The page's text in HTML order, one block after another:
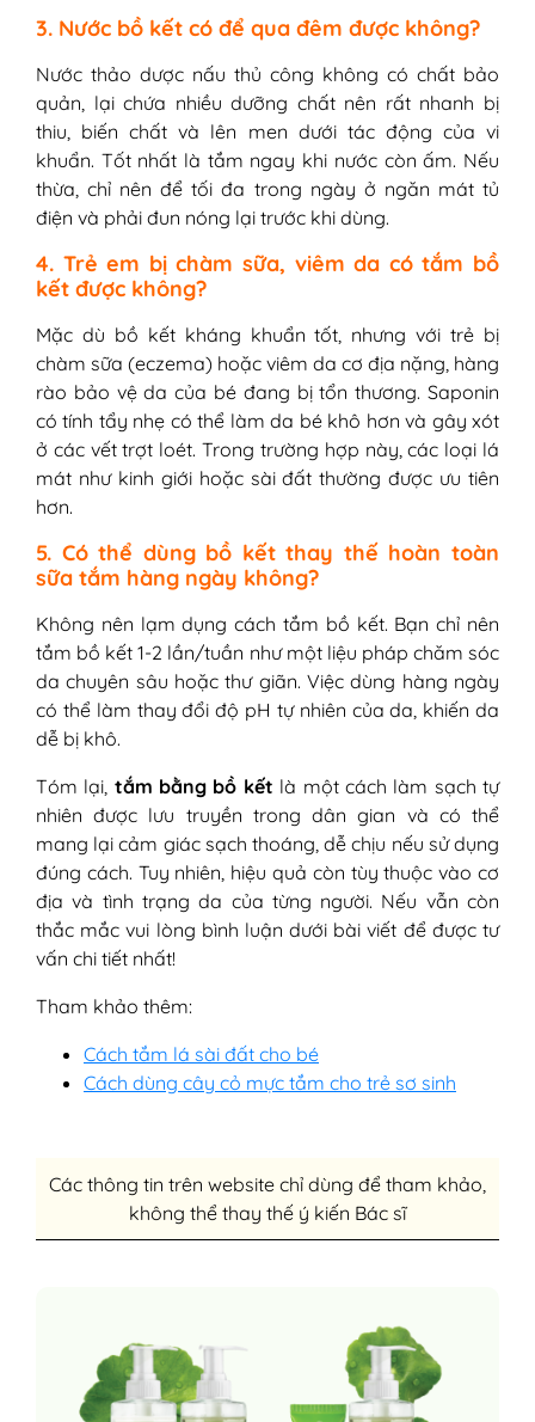
3. Nước bồ kết có để qua đêm được không?
Nước thảo dược nấu thủ công không có chất bảo
quản, lại chứa nhiều dưỡng chất nên rất nhanh bị
thiu, biến chất và lên men dưới tác động của vi
khuẩn. Tốt nhất là tắm ngay khi nước còn ấm. Nếu
thừa, chỉ nên để tối đa trong ngày ở ngăn mát tủ
điện và phải đun nóng lại trước khi dùng.
4. Trẻ em bị chàm sữa, viêm da có tắm bồ
kết được không?
Mặc dù bồ kết kháng khuẩn tốt, nhưng với trẻ bị
chàm sữa (eczema) hoặc viêm da cơ địa nặng, hàng
rào bảo vệ da của bé đang bị tổn thương. Saponin
có tính tẩy nhẹ có thể làm da bé khô hơn và gây xót
ở các vết trợt loét. Trong trường hợp này, các loại lá
mát như kinh giới hoặc sài đất thường được ưu tiên
hơn.
5. Có thể dùng bồ kết thay thế hoàn toàn
sữa tắm hàng ngày không?
Không nên lạm dụng cách tắm bồ kết. Bạn chỉ nên
tắm bồ kết 1-2 lần/tuần như một liệu pháp chăm sóc
da chuyên sâu hoặc thư giãn. Việc dùng hàng ngày
có thể làm thay đổi độ pH tự nhiên của da, khiến da
dễ bị khô.
Tóm lại, tắm bằng bồ kết là một cách làm sạch tự
nhiên được lưu truyền trong dân gian và có thể
mang lại cảm giác sạch thoáng, dễ chịu nếu sử dụng
đúng cách. Tuy nhiên, hiệu quả còn tùy thuộc vào cơ
địa và tình trạng da của từng người. Nếu vẫn còn
thắc mắc vui lòng bình luận dưới bài viết để được tư
vấn chi tiết nhất!
​Tham khảo thêm:
Cách tắm lá sài đất cho bé
Cách dùng cây cỏ mực tắm cho trẻ sơ sinh
Các thông tin trên website chỉ dùng để tham khảo,
không thể thay thế ý kiến Bác sĩ